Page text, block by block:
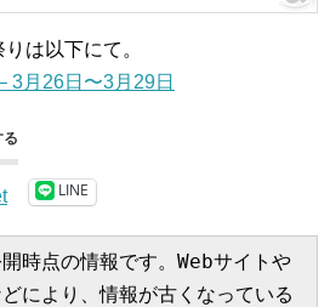
は以下にて。
3月26日〜3月29日
る
LINE
時点の情報です。Webサイトや
により、情報が古くなっている